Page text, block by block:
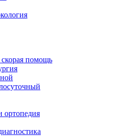
скорая помощь
ортопедия